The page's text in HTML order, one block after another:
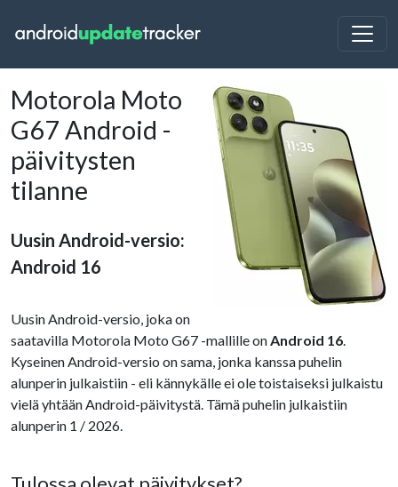
Motorola Moto
G67 Android -
päivitysten
tilanne
Uusin Android-versio:
Android 16
Uusin Android-versio, joka on
saatavilla Motorola Moto G67 -mallille onAndroid 16.
Kyseinen Android-versio on sama, jonka kanssa puhelin
alunperin julkaistiin - eli kännykälle ei ole toistaiseksi julkaistu
vielä yhtään Android-päivitystä. Tämä puhelin julkaistiin
alunperin 1 / 2026.